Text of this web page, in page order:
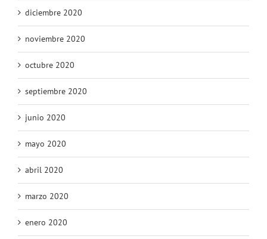
diciembre 2020
noviembre 2020
octubre 2020
septiembre 2020
junio 2020
mayo 2020
abril 2020
marzo 2020
enero 2020